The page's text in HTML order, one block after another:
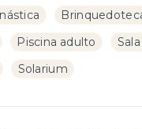
Piscina adulto
Solarium